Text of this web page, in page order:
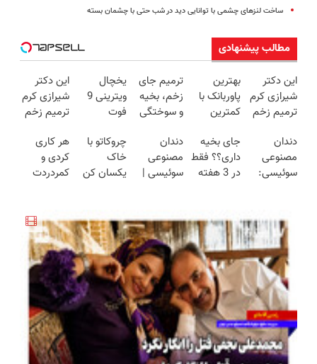
ساخت لنزهای چشمی با توانایی دید در شب حتی با چشمان بسته
مطالب پیشنهادی
این دکتر
شیرازی کرم
ترمیم زخم
ساخت!!!
بهترین
پاوربانک با
کمترین
ترمیم جای
زخم، بخیه
و سوختگی
هفته!!😍
یخچال
ویترینی 9
فوت
(جدید)
این دکتر
شیرازی کرم
ترمیم زخم
ساخت!!!
دندان
مصنوعی
سوئیسی:
اروپا، سبک
و مقاوم |
پرداخت
قسطی
جای بخیه
داری؟؟ فقط
در 3 هفته
دندان
مصنوعی
سوئیسی |
طبیعی!
ویزیت
رایگان+پرداخت
اقساطی😍
چروکاتو با
خاک
یکسان کن
صرفه)
هر کاری
کردی و
کمردردت
پرسشنامه و
دریافت راه
حل